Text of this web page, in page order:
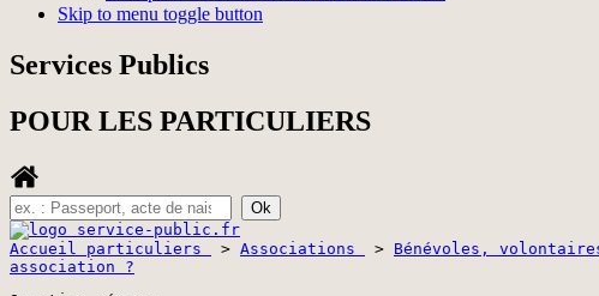
Skip to menu toggle button
Services Publics
POUR LES PARTICULIERS
Accueil particuliers > Associations > Bénévoles,
association ?